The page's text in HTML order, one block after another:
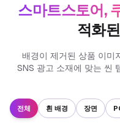
스마트스토어,
적화
배경이 제거된 상품 이미
SNS 광고 소재에 맞는 씬
전체 흰 배경 장면